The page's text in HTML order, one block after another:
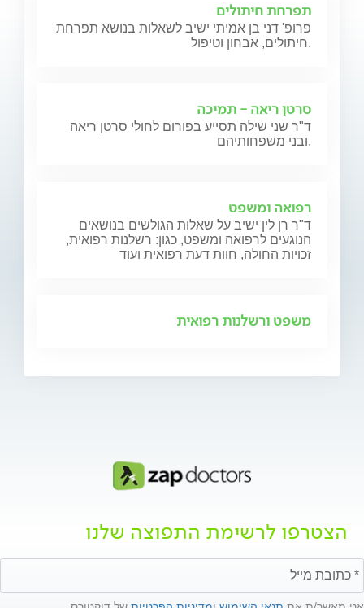
תפרחת חיתולים
פרופ' דני בן אמיתי ישיב לשאלות בנושא תפרחת
חיתולים, אבחון וטיפול.
סרטן ריאה - תמיכה
ד"ר שני שילה תסייע בפורום לחולי סרטן ריאה
ובני משפחותיהם.
רפואה ומשפט
ד"ר רן לין ישיב על שאלות הגולשים בנושאים
הנוגעים לרפואה ומשפט, כגון: רשלנות רפואית,
זכויות החולה, חוות דעת רפואית ועוד
משפט ורשלנות רפואית
הצטרפו לרשימת התפוצה שלנו